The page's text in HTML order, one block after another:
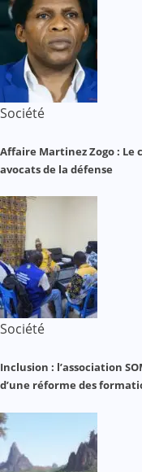
Société
Affaire Martinez Zogo : Le
avocats de la défense
Société
Inclusion : l’association
d’une réforme des